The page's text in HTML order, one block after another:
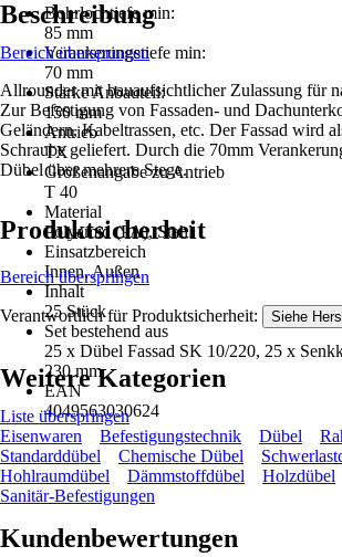
Bohrlochtiefe min:
85 mm
Verankerungstiefe min:
70 mm
Stärke Anbauteil:
150 mm
Antrieb
TX
Größenangabe zu Antrieb
T 40
Material
Polyamid (PA), Stahl
Einsatzbereich
Innen, Außen
Inhalt
25 Stück
Set bestehend aus
25 x Dübel Fassad SK 10/220, 25 x
230 mm
EAN
4049563030624
Beschreibung
Bereich überspringen
Allrounder mit bauaufsichtlicher Zulassung für
Zur Befestigung von Fassaden- und
Geländern, Kabeltrassen, etc. Der Fassad wird
Schraube geliefert. Durch die 70mm
Dübel über mehrere Stege.
Produktsicherheit
Bereich überspringen
Verantwortlich für Produktsicherheit: Siehe
Weitere Kategorien
Liste überspringen
Eisenwaren
Befestigungstechnik Dübel
Standarddübel
Chemische Dübel
Hohlraumdübel
Dämmstoffdübel
Holzdübel
Sanitär-Befestigungen
Kundenbewertungen